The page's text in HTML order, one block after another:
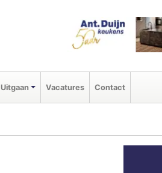
Uitgaan Vacatures Contact